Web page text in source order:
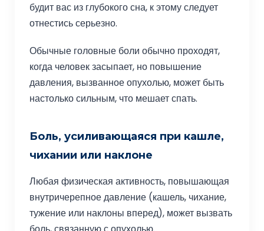
будит вас из глубокого сна, к этому следует
отнестись серьезно.
Обычные головные боли обычно проходят,
когда человек засыпает, но повышение
давления, вызванное опухолью, может быть
настолько сильным, что мешает спать.
Боль, усиливающаяся при кашле,
чихании или наклоне
Любая физическая активность, повышающая
внутричерепное давление (кашель, чихание,
тужение или наклоны вперед), может вызвать